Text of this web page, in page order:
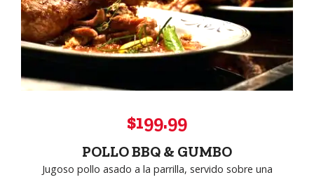
$199.99
POLLO BBQ & GUMBO
Jugoso pollo asado a la parrilla, servido sobre una